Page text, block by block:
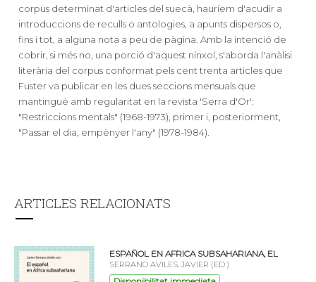
corpus determinat d'articles del suecà, hauríem d'acudir a
introduccions de reculls o antologies, a apunts dispersos o,
fins i tot, a alguna nota a peu de pàgina. Amb la intenció de
cobrir, si més no, una porció d'aquest nínxol, s'aborda l'anàlisi
literària del corpus conformat pels cent trenta articles que
Fuster va publicar en les dues seccions mensuals que
mantingué amb regularitat en la revista 'Serra d'Or':
"Restriccions mentals" (1968-1973), primer i, posteriorment,
"Passar el dia, empènyer l'any" (1978-1984).
ARTICLES RELACIONATS
ESPAÑOL EN AFRICA SUBSAHARIANA, EL
SERRANO AVILES, JAVIER (ED.)